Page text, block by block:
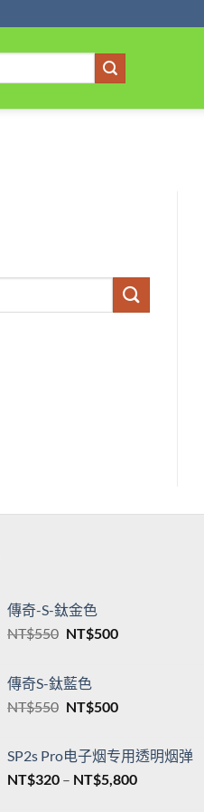
傳奇-S-鈦金色
NT$550 原
格：
NT$550。
NT$500目
NT$500。
傳奇S-鈦藍色
NT$550 原
格：
NT$550。
NT$500目
格：
NT$500。
SP2s Pro电子烟专用透明烟弹
NT$320 – NT$5,800價